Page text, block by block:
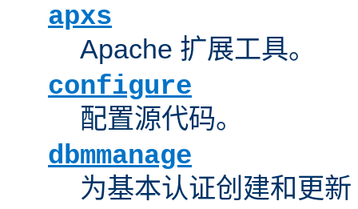
apxs
Apache 扩展工具。
configure
配置源代码。
dbmmanage
为基本认证创建和更